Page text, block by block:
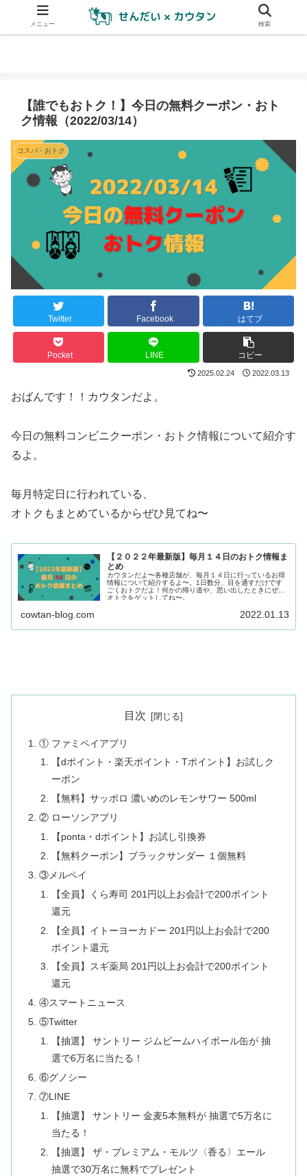
【誰でもおトク！】今日の無料クーポン・おト
ク情報（2022/03/14）
コスパ・おトク
Twitter Facebook はてブ
Pocket LINE コピー
2025.02.24 2022.03.13
おばんです！！カウタンだよ。
今日の無料コンビニクーポン・おトク情報について紹介す
るよ。
毎月特定日に行われている、
オトクもまとめているからぜひ見てね〜
【２０２２年最新版】毎月１４日のおトク情報ま
とめ
カウタンだよ〜各種店舗が、毎月１４日に行っているお得
情報について紹介するよ〜。1日数分、目を通すだけです
ごくおトクだよ！何かの帰り道や、思い出したときにぜひ
オトクをゲットしてね〜。
cowtan-blog.com 2022.01.13
目次
① ファミペイアプリ
【dポイント・楽天ポイント・Tポイント】お試しク
ーポン
【無料】サッポロ 濃いめのレモンサワー 500ml
② ローソンアプリ
【ponta・dポイント】お試し引換券
【無料クーポン】ブラックサンダー １個無料
③メルペイ
【全員】くら寿司 201円以上お会計で200ポイント
還元
【全員】イトーヨーカドー 201円以上お会計で200
ポイント還元
【全員】スギ薬局 201円以上お会計で200ポイント
還元
④スマートニュース
⑤Twitter
【抽選】 サントリー ジムビームハイボール缶が 抽
選で6万名に当たる！
⑥グノシー
⑦LINE
【抽選】 サントリー 金麦5本無料が 抽選で5万名に
当たる！
【抽選】 ザ・プレミアム・モルツ〈香る〉エール
抽選で30万名に無料でプレゼント
メニュー 検索